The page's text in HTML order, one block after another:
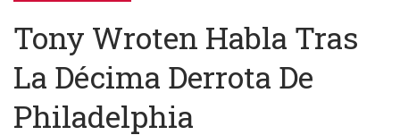
Tony Wroten Habla Tras
La Décima Derrota De
Philadelphia